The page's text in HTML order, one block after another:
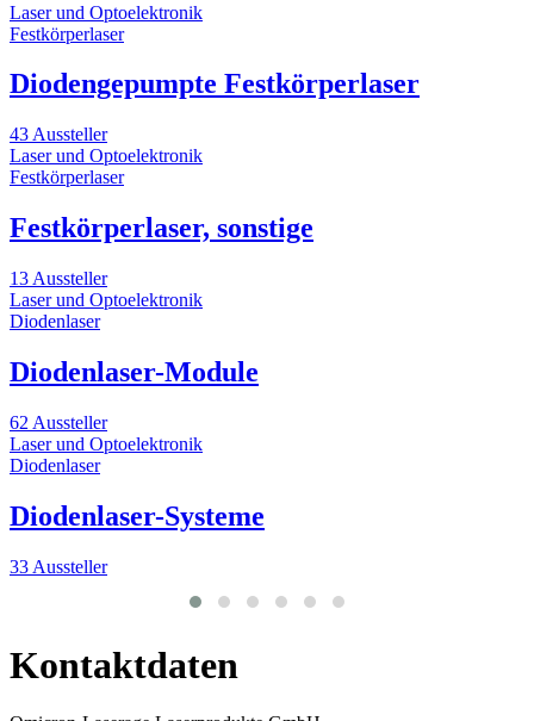
Laser und Optoelektronik
Festkörperlaser
Diodengepumpte Festkörperlaser
43 Aussteller
Laser und Optoelektronik
Festkörperlaser
Festkörperlaser, sonstige
13 Aussteller
Laser und Optoelektronik
Diodenlaser
Diodenlaser-Module
62 Aussteller
Laser und Optoelektronik
Diodenlaser
Diodenlaser-Systeme
33 Aussteller
Kontaktdaten